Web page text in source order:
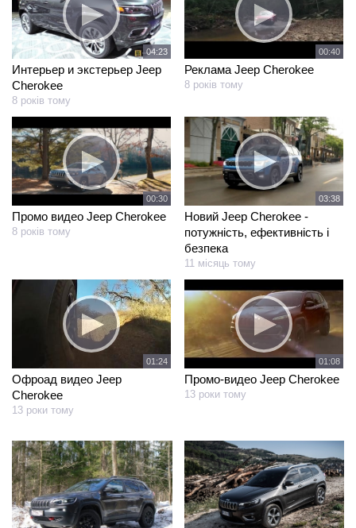
04:23
Интерьер и экстерьер Jeep
Cherokee
8 років тому
00:40
Реклама Jeep Cherokee
8 років тому
00:30
Промо видео Jeep Cherokee
8 років тому
03:38
Новий Jeep Cherokee -
потужність, ефективність і
безпека
11 місяць тому
01:24
Офроад видео Jeep
Cherokee
13 роки тому
01:08
Промо-видео Jeep Cherokee
13 роки тому